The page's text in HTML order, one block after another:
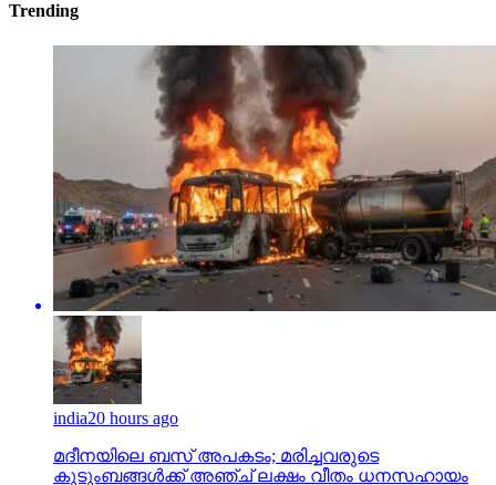
Trending
india20 hours ago
മദീനയിലെ ബസ് അപകടം; മരിച്ചവരുടെ
കുടുംബങ്ങള്‍ക്ക് അഞ്ച് ലക്ഷം വീതം ധനസഹായം